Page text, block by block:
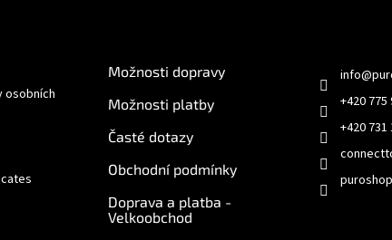
osobních
Možnosti dopravy
Možnosti platby
Časté dotazy
Obchodní podmínky
Doprava a platba -
Velkoobchod
info@
+420 775
+420 731